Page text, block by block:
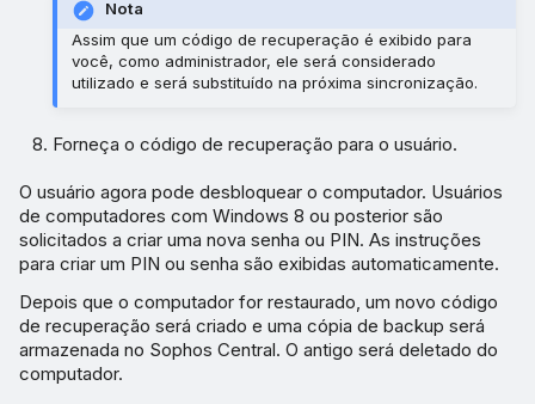
Nota
Assim que um código de recuperação é exibido para
você, como administrador, ele será considerado
utilizado e será substituído na próxima sincronização.
Forneça o código de recuperação para o usuário.
O usuário agora pode desbloquear o computador. Usuários
de computadores com Windows 8 ou posterior são
solicitados a criar uma nova senha ou PIN. As instruções
para criar um PIN ou senha são exibidas automaticamente.
Depois que o computador for restaurado, um novo código
de recuperação será criado e uma cópia de backup será
armazenada no Sophos Central. O antigo será deletado do
computador.